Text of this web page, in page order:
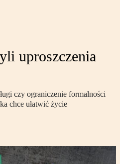
uproszczenia
czy ograniczenie formalności
chce ułatwić życie